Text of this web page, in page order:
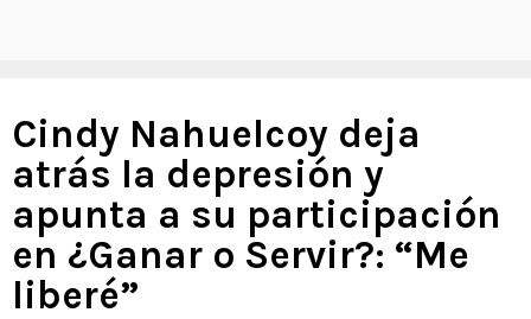
Cindy Nahuelcoy deja
atrás la depresión y
apunta a su participación
en ¿Ganar o Servir?: “Me
liberé”